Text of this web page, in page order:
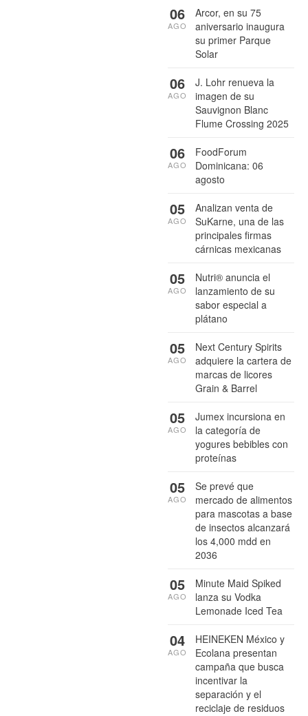
Arcor, en su 75
aniversario inaugura
su primer Parque
Solar
06
AGO
J. Lohr renueva la
imagen de su
Sauvignon Blanc
Flume Crossing 2025
06
AGO
FoodForum
Dominicana: 06
agosto
06
AGO
Analizan venta de
SuKarne, una de las
principales firmas
cárnicas mexicanas
05
AGO
Nutri® anuncia el
lanzamiento de su
sabor especial a
plátano
05
AGO
Next Century Spirits
adquiere la cartera de
marcas de licores
Grain & Barrel
05
AGO
Jumex incursiona en
la categoría de
yogures bebibles con
proteínas
05
AGO
Se prevé que
mercado de alimentos
para mascotas a base
de insectos alcanzará
los 4,000 mdd en
2036
05
AGO
Minute Maid Spiked
lanza su Vodka
Lemonade Iced Tea
05
AGO
HEINEKEN México y
Ecolana presentan
campaña que busca
incentivar la
separación y el
reciclaje de residuos
04
AGO